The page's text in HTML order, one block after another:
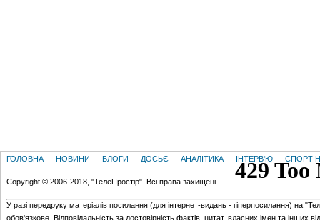
ГОЛОВНА НОВИНИ БЛОГИ ДОСЬЄ АНАЛІТИКА ІНТЕРВ'Ю СПОРТ
Copyright © 2006-2018, "ТелеПростір". Всі права захищені.
У разі передруку матеріалів посилання (для iнтернет-видань - гiперпосилання) на
обов'язкове. Відповідальність за достовірність фактів, цитат, власних імен та інших